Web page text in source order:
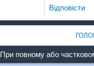
Відповіcти
При повному або